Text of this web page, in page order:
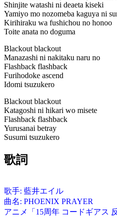
Shinjite watashi ni deaeta kiseki
Yamiyo mo nozomeba kaguya ni
Kirihiraku wa fushichou no honoo
Toite anata no doguma
Blackout blackout
Manazashi ni nakitaku naru no
Flashback flashback
Furihodoke ascend
Idomi tsuzukero
Blackout blackout
Katagoshi ni hikari wo misete
Flashback flashback
Yurusanai betray
Susumi tsuzukero
歌詞
歌手: 藍井エイル
曲名: PHOENIX PRAYER
アニメ「15周年 コードギアス